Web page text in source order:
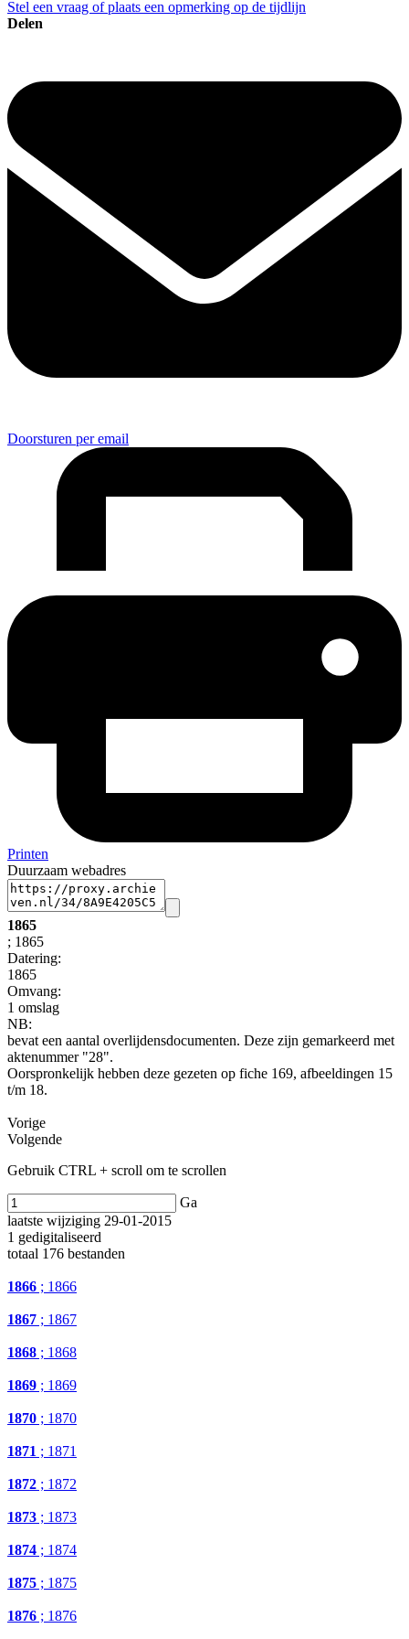
Stel een vraag of plaats een opmerking op de tijdlijn
Delen
Doorsturen per email
Printen
Duurzaam webadres
1865
; 1865
Datering:
1865
Omvang:
1 omslag
NB:
bevat een aantal overlijdensdocumenten. Deze zijn gemarkeerd met
aktenummer "28".
Oorspronkelijk hebben deze gezeten op fiche 169, afbeeldingen 15
t/m 18.
Vorige
Volgende
Gebruik CTRL + scroll om te scrollen
Ga
laatste wijziging 29-01-2015
1 gedigitaliseerd
totaal 176 bestanden
1866 ; 1866
1867 ; 1867
1868 ; 1868
1869 ; 1869
1870 ; 1870
1871 ; 1871
1872 ; 1872
1873 ; 1873
1874 ; 1874
1875 ; 1875
1876 ; 1876